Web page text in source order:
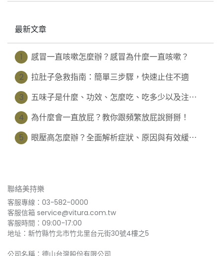
最新文章
1
感冒一直咳嗽怎麼辦？感冒為什麼一直咳嗽？
2
拉肚子急救指南：簡單三步驟，快速止住不適
3
五味子是什麼、功效、怎麼吃、吃多少以及注⋯
4
為什麼會一直放屁？教你跟頻繁放屁說掰掰！
5
眼壓高怎麼辦？全面解析症狀、原因與有效緩⋯
聯絡美持樂
客服專線：03-582-0000
客服信箱 service@vitura.com.tw
客服時間：09:00-17:00
地址：新竹縣竹北市竹北里台元街30號4樓之5
公司名稱：德山台灣股份有限公司